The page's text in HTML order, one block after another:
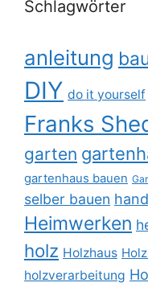
Schlagwörter
anleitung
DIY do it yourself
Franks
garten
gartenhaus bauen
selber bauen
Heimwerken
holz Holzhaus
holzverarbeitung